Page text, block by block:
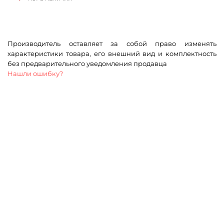
Производитель оставляет за собой право изменять
характеристики товара, его внешний вид и комплектность
без предварительного уведомления продавца
Нашли ошибку?